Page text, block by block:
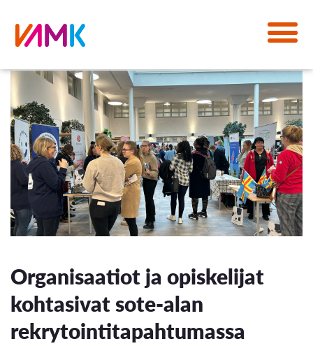
Organisaatiot ja opiskelijat
kohtasivat sote-alan
rekrytointitapahtumassa